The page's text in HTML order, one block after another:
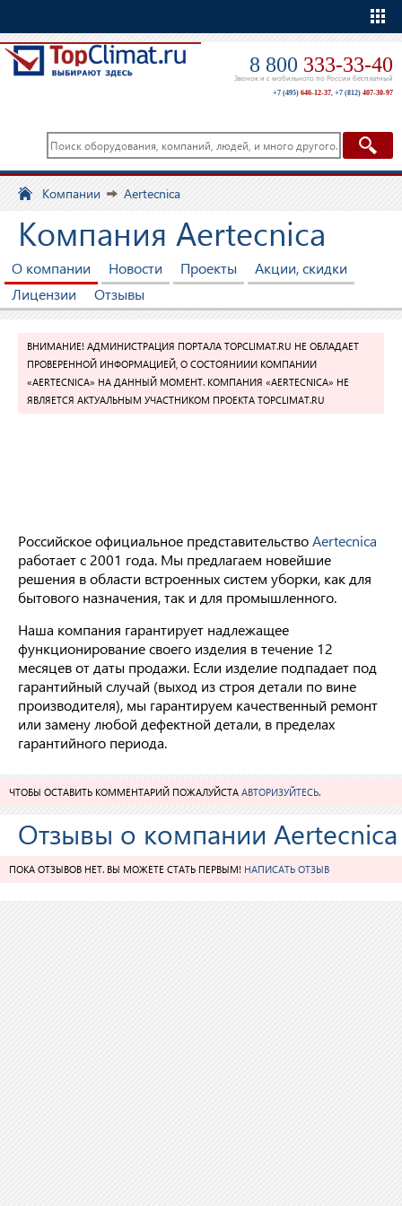
8 800 333-33-40
Звонок и с мобильного по России бесплатный
+7 (495) 646-12-37, +7 (812) 407-30-97
Компании Aertecnica
Компания Aertecnica
О компании Новости Проекты
Акции, скидки
Лицензии
Отзывы
ВНИМАНИЕ! АДМИНИСТРАЦИЯ ПОРТАЛА TOPCLIMAT.RU НЕ ОБЛАДАЕТ
ПРОВЕРЕННОЙ ИНФОРМАЦИЕЙ, О СОСТОЯНИИИ КОМПАНИИ
«AERTECNICA» НА ДАННЫЙ МОМЕНТ. КОМПАНИЯ «AERTECNICA» НЕ
ЯВЛЯЕТСЯ АКТУАЛЬНЫМ УЧАСТНИКОМ ПРОЕКТА TOPCLIMAT.RU
Российское официальное представительствоAertecnica
работает с 2001 года. Мы предлагаем новейшие
решения в области встроенных систем уборки, как для
бытового назначения, так и для промышленного.
Наша компания гарантирует надлежащее
функционирование своего изделия в течение 12
месяцев от даты продажи. Если изделие подпадает под
гарантийный случай (выход из строя детали по вине
производителя), мы гарантируем качественный ремонт
или замену любой дефектной детали, в пределах
гарантийного периода.
ЧТОБЫ ОСТАВИТЬ КОММЕНТАРИЙ ПОЖАЛУЙСТА АВТОРИЗУЙТЕСЬ.
Отзывы о компании Aertecnica
ПОКА ОТЗЫВОВ НЕТ. ВЫ МОЖЕТЕ СТАТЬ ПЕРВЫМ! НАПИСАТЬ ОТЗЫВ